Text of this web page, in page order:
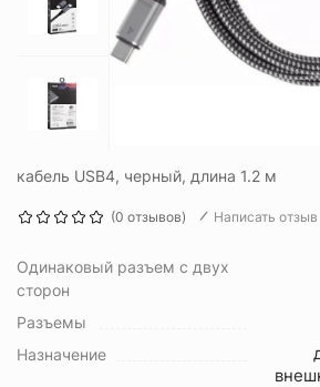
кабель USB4, черный, длина 1.2 м
(0 отзывов) Написать отзыв
Одинаковый разъем с двух
сторон
Разъемы
Назначение